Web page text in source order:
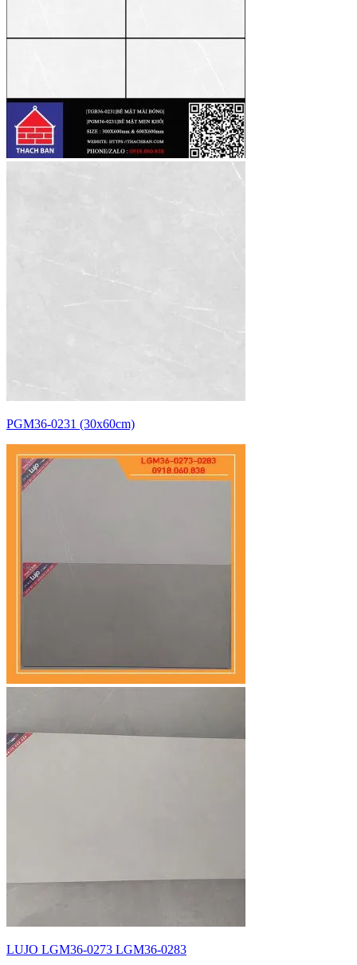
PGM36-0231 (30x60cm)
LUJO LGM36-0273 LGM36-0283